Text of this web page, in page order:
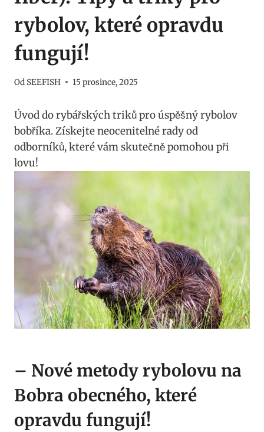
rybolov, které opravdu
fungují!
Od SEEFISH 15 prosince, 2025
Úvod do rybářských triků pro⁤ úspěšný⁤ rybolov
bobříka. Získejte neocenitelné rady od
odborníků, které ‍vám ​skutečně pomohou při⁢
lovu!
– Nové metody ‍rybolovu na
Bobra⁢ obecného, ⁢které
opravdu⁢ fungují!